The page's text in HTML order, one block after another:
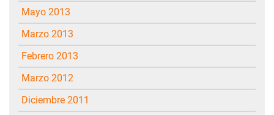
mayo 2013
marzo 2013
febrero 2013
marzo 2012
diciembre 2011